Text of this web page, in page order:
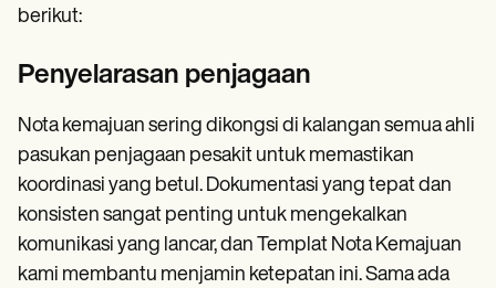
berikut:
Penyelarasan penjagaan
Nota kemajuan sering dikongsi di kalangan semua ahli
pasukan penjagaan pesakit untuk memastikan
koordinasi yang betul. Dokumentasi yang tepat dan
konsisten sangat penting untuk mengekalkan
komunikasi yang lancar, dan Templat Nota Kemajuan
kami membantu menjamin ketepatan ini. Sama ada